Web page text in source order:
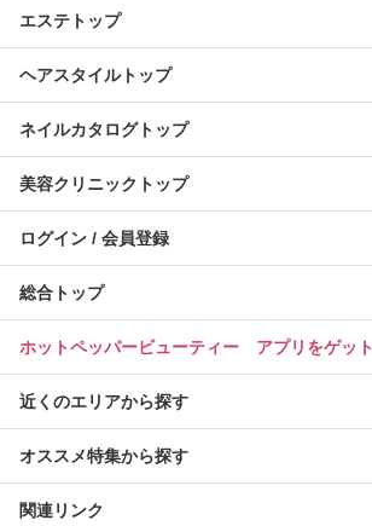
エステトップ
ヘアスタイルトップ
ネイルカタログトップ
美容クリニックトップ
ログイン / 会員登録
総合トップ
ホットペッパービューティー アプリをゲット
近くのエリアから探す
オススメ特集から探す
関連リンク